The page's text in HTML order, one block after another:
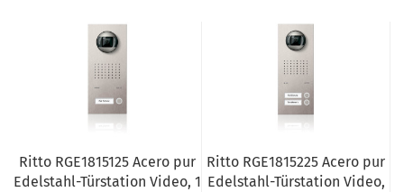
Ritto RGE1815125 Acero pur
Edelstahl-Türstation Video, 1
Ritto RGE1815225 Acero pur
Edelstahl-Türstation Video,